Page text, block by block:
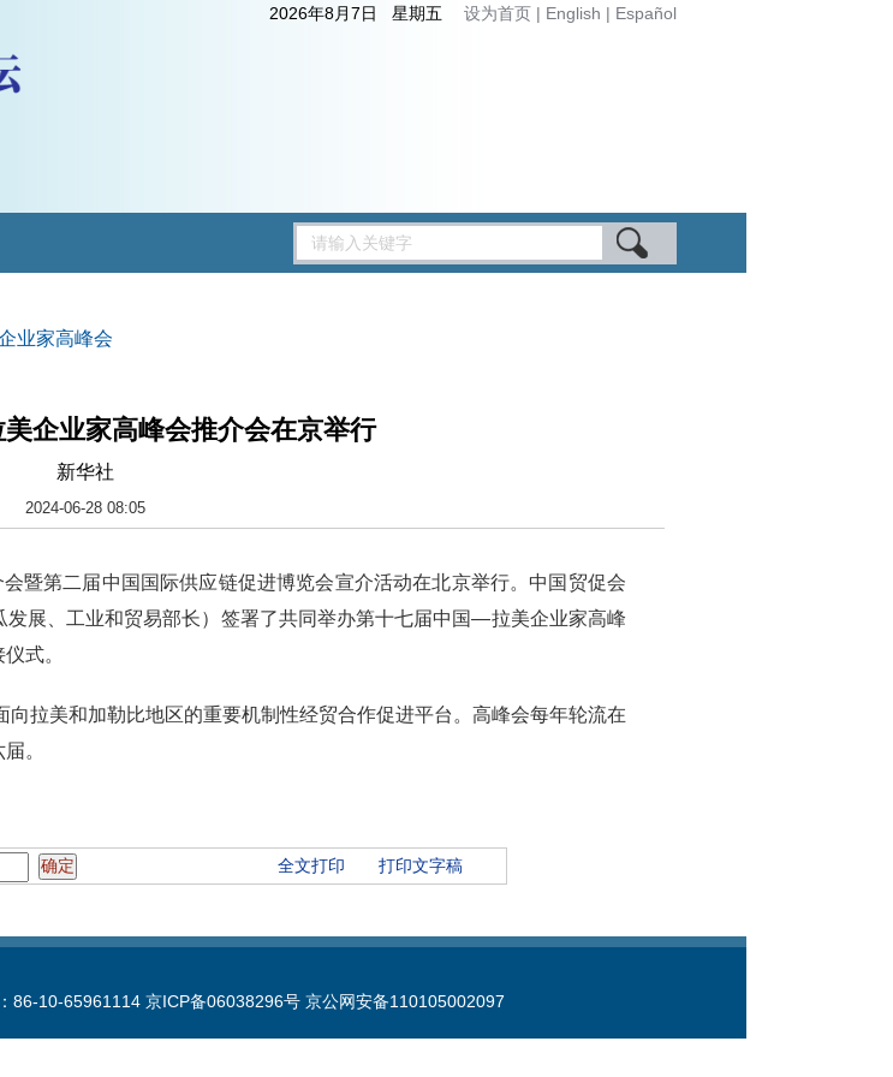
2026年8月7日 星期五 设为首页 | English | Español
业家高峰会
企业家高峰会推介会在京举行
新华社
2024-06-28 08:05
暨第二届中国国际供应链促进博览会宣介活动在北京举行。中国贸促会
展、工业和贸易部长）签署了共同举办第十七届中国—拉美企业家高峰
式。
拉美和加勒比地区的重要机制性经贸合作促进平台。高峰会每年轮流在
。
全文打印 打印文字稿
86-10-65961114 京ICP备06038296号 京公网安备110105002097